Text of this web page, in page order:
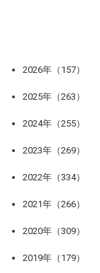
2026年（157）
2025年（263）
2024年（255）
2023年（269）
2022年（334）
2021年（266）
2020年（309）
2019年（179）